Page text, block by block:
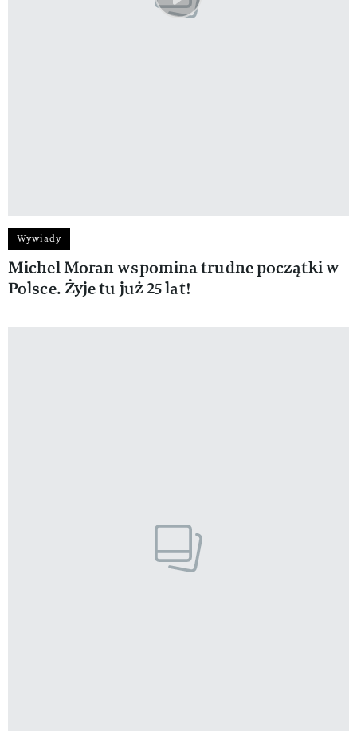
Wywiady
Michel Moran wspomina trudne początki w
Polsce. Żyje tu już 25 lat!